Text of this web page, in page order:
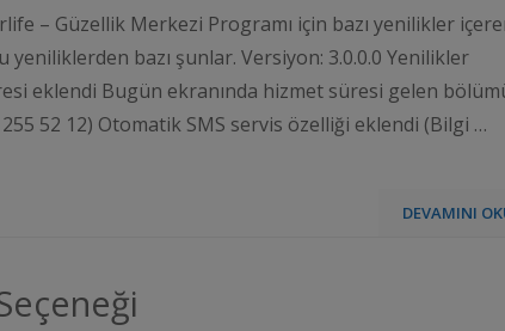
– Güzellik Merkezi Programı için bazı yenilikler
yeniliklerden bazı şunlar. Versiyon: 3.0.0.0 Yenilikler
eklendi Bugün ekranında hizmet süresi gelen
52 12) Otomatik SMS servis özelliği eklendi (Bilgi …
DEVAMINI